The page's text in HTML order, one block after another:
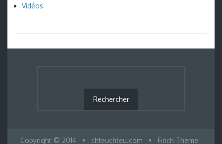
Vidéos
Copyright © 2014 • chteuchteu.com • Finch Theme